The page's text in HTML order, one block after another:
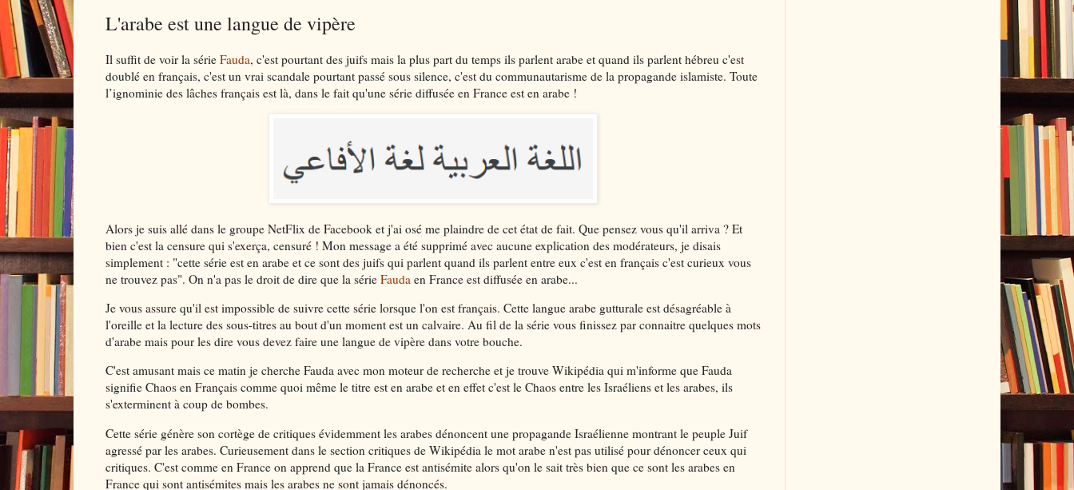
L'arabe est une langue de vipère
Il suffit de voir la série Fauda, c'est pourtant des juifs mais la plus part du temps ils parlent arabe et quand ils parlent hébreu c'est
doublé en français, c'est un vrai scandale pourtant passé sous silence, c'est du communautarisme de la propagande islamiste. Toute
l’ignominie des lâches français est là, dans le fait qu'une série diffusée en France est en arabe !
Alors je suis allé dans le groupe NetFlix de Facebook et j'ai osé me plaindre de cet état de fait. Que pensez vous qu'il arriva ? Et
bien c'est la censure qui s'exerça, censuré ! Mon message a été supprimé avec aucune explication des modérateurs, je disais
simplement : "cette série est en arabe et ce sont des juifs qui parlent quand ils parlent entre eux c'est en français c'est curieux vous
ne trouvez pas". On n'a pas le droit de dire que la série Fauda en France est diffusée en arabe...
Je vous assure qu'il est impossible de suivre cette série lorsque l'on est français. Cette langue arabe gutturale est désagréable à
l'oreille et la lecture des sous-titres au bout d'un moment est un calvaire. Au fil de la série vous finissez par connaitre quelques mots
d'arabe mais pour les dire vous devez faire une langue de vipère dans votre bouche.
C'est amusant mais ce matin je cherche Fauda avec mon moteur de recherche et je trouve Wikipédia qui m'informe que Fauda
signifie Chaos en Français comme quoi même le titre est en arabe et en effet c'est le Chaos entre les Israéliens et les arabes, ils
s'exterminent à coup de bombes.
Cette série génère son cortège de critiques évidemment les arabes dénoncent une propagande Israélienne montrant le peuple Juif
agressé par les arabes. Curieusement dans le section critiques de Wikipédia le mot arabe n'est pas utilisé pour dénoncer ceux qui
critiques. C'est comme en France on apprend que la France est antisémite alors qu'on le sait très bien que ce sont les arabes en
France qui sont antisémites mais les arabes ne sont jamais dénoncés.